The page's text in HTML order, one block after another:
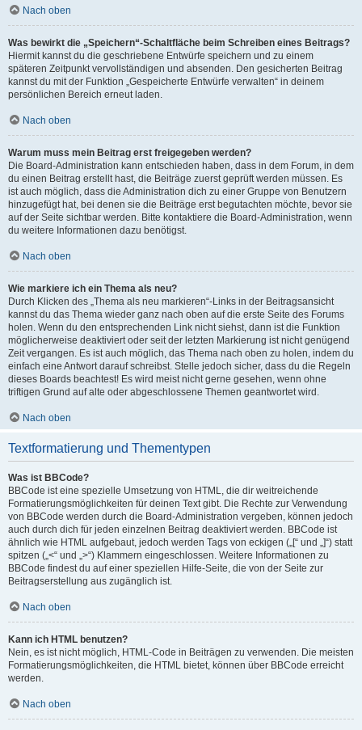
Nach oben
Was bewirkt die „Speichern“-Schaltfläche beim Schreiben eines Beitrags?
Hiermit kannst du die geschriebene Entwürfe speichern und zu einem
späteren Zeitpunkt vervollständigen und absenden. Den gesicherten Beitrag
kannst du mit der Funktion „Gespeicherte Entwürfe verwalten“ in deinem
persönlichen Bereich erneut laden.
Nach oben
Warum muss mein Beitrag erst freigegeben werden?
Die Board-Administration kann entschieden haben, dass in dem Forum, in dem
du einen Beitrag erstellt hast, die Beiträge zuerst geprüft werden müssen. Es
ist auch möglich, dass die Administration dich zu einer Gruppe von Benutzern
hinzugefügt hat, bei denen sie die Beiträge erst begutachten möchte, bevor sie
auf der Seite sichtbar werden. Bitte kontaktiere die Board-Administration, wenn
du weitere Informationen dazu benötigst.
Nach oben
Wie markiere ich ein Thema als neu?
Durch Klicken des „Thema als neu markieren“-Links in der Beitragsansicht
kannst du das Thema wieder ganz nach oben auf die erste Seite des Forums
holen. Wenn du den entsprechenden Link nicht siehst, dann ist die Funktion
möglicherweise deaktiviert oder seit der letzten Markierung ist nicht genügend
Zeit vergangen. Es ist auch möglich, das Thema nach oben zu holen, indem du
einfach eine Antwort darauf schreibst. Stelle jedoch sicher, dass du die Regeln
dieses Boards beachtest! Es wird meist nicht gerne gesehen, wenn ohne
triftigen Grund auf alte oder abgeschlossene Themen geantwortet wird.
Nach oben
Textformatierung und Thementypen
Was ist BBCode?
BBCode ist eine spezielle Umsetzung von HTML, die dir weitreichende
Formatierungsmöglichkeiten für deinen Text gibt. Die Rechte zur Verwendung
von BBCode werden durch die Board-Administration vergeben, können jedoch
auch durch dich für jeden einzelnen Beitrag deaktiviert werden. BBCode ist
ähnlich wie HTML aufgebaut, jedoch werden Tags von eckigen („[“ und „]“) statt
spitzen („<“ und „>“) Klammern eingeschlossen. Weitere Informationen zu
BBCode findest du auf einer speziellen Hilfe-Seite, die von der Seite zur
Beitragserstellung aus zugänglich ist.
Nach oben
Kann ich HTML benutzen?
Nein, es ist nicht möglich, HTML-Code in Beiträgen zu verwenden. Die meisten
Formatierungsmöglichkeiten, die HTML bietet, können über BBCode erreicht
werden.
Nach oben